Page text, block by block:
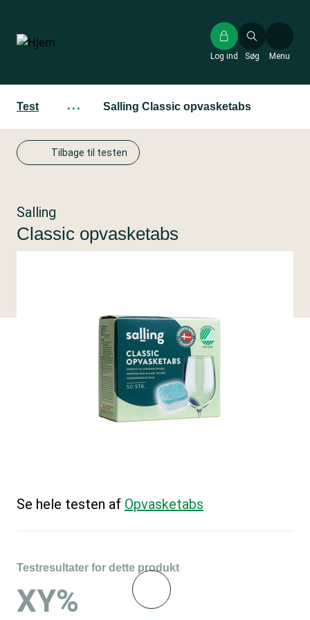
hovedindhold
Søg
Log ind Menu
Test ··· Salling Classic opvasketabs
Tilbage til testen
Salling
Classic opvasketabs
Se hele testen af Opvasketabs
Testresultater for dette produkt
XY%